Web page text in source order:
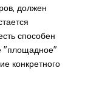
должен
способен
"площадное"
конкретного